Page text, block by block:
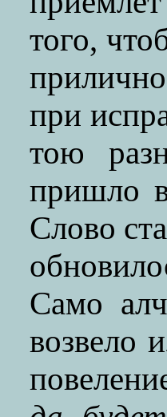
того,
при
тою
пришло
Слово
Само
возвело